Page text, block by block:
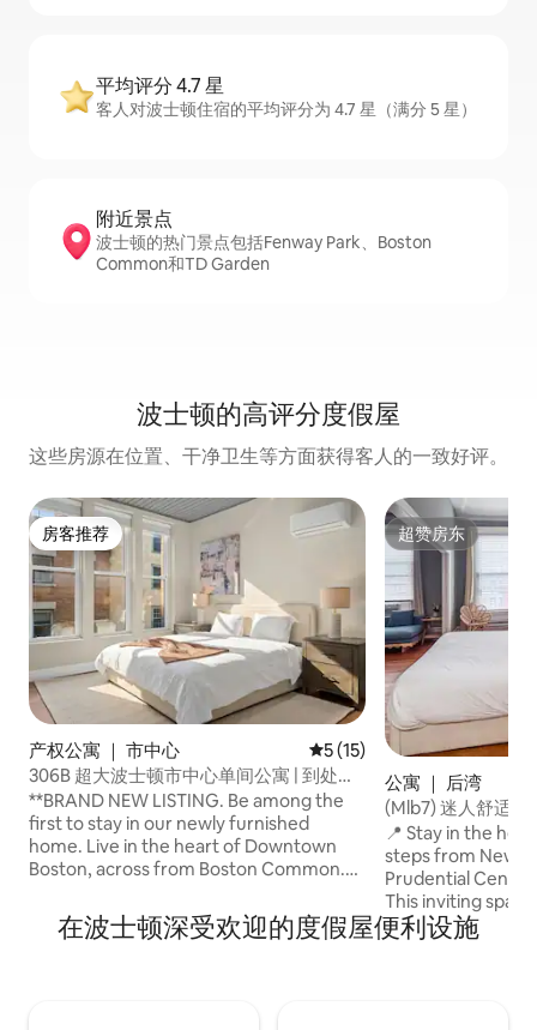
平均评分 4.7 星
客人对波士顿住宿的平均评分为 4.7 星（满分 5 星）
附近景点
波士顿的热门景点包括Fenway Park、Boston
Common和TD Garden
波士顿的高评分度假屋
这些房源在位置、干净卫生等方面获得客人的一致好评。
房客推荐
房客推荐
产权公寓 ｜ 市中心 平均评分 5 分（满分 5 分）
5 (15)
306B 超大波士顿市中心单间公寓 | 到处都
可以步行
**BRAND NEW LISTING. Be among the
first to stay in our newly furnished
home. Live in the heart of Downtown
Boston, across from Boston Common.
and many of Boston's most iconic
attractions. No Uber needed. Just walk.
超赞房东
超赞房东
公寓 ｜ 后湾
(Mlb7) 迷人舒适的
📍 Stay in the
steps from
Prudential
This inviting
top
and Women’s,
在波士顿深受欢迎的度假屋便利设施